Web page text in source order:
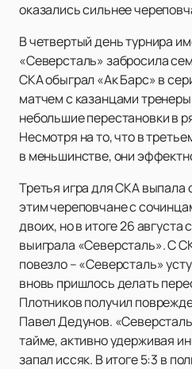
оказались сильнее
В четвертый день турнира
«Северсталь» забросила
СКА обыграл «Ак Барс» в
матчем с казанцами
небольшие перестановки в
Несмотря на то, что в
в меньшинстве, они
Третья игра для СКА
этим череповчане с
двоих, но в итоге 26
выиграла «Северсталь». С
повезло – «Северсталь»
вновь пришлось делать
Плотников получил
Павел Дедунов.
тайме, активно удерживая
запал иссяк. В итоге 5:3 в